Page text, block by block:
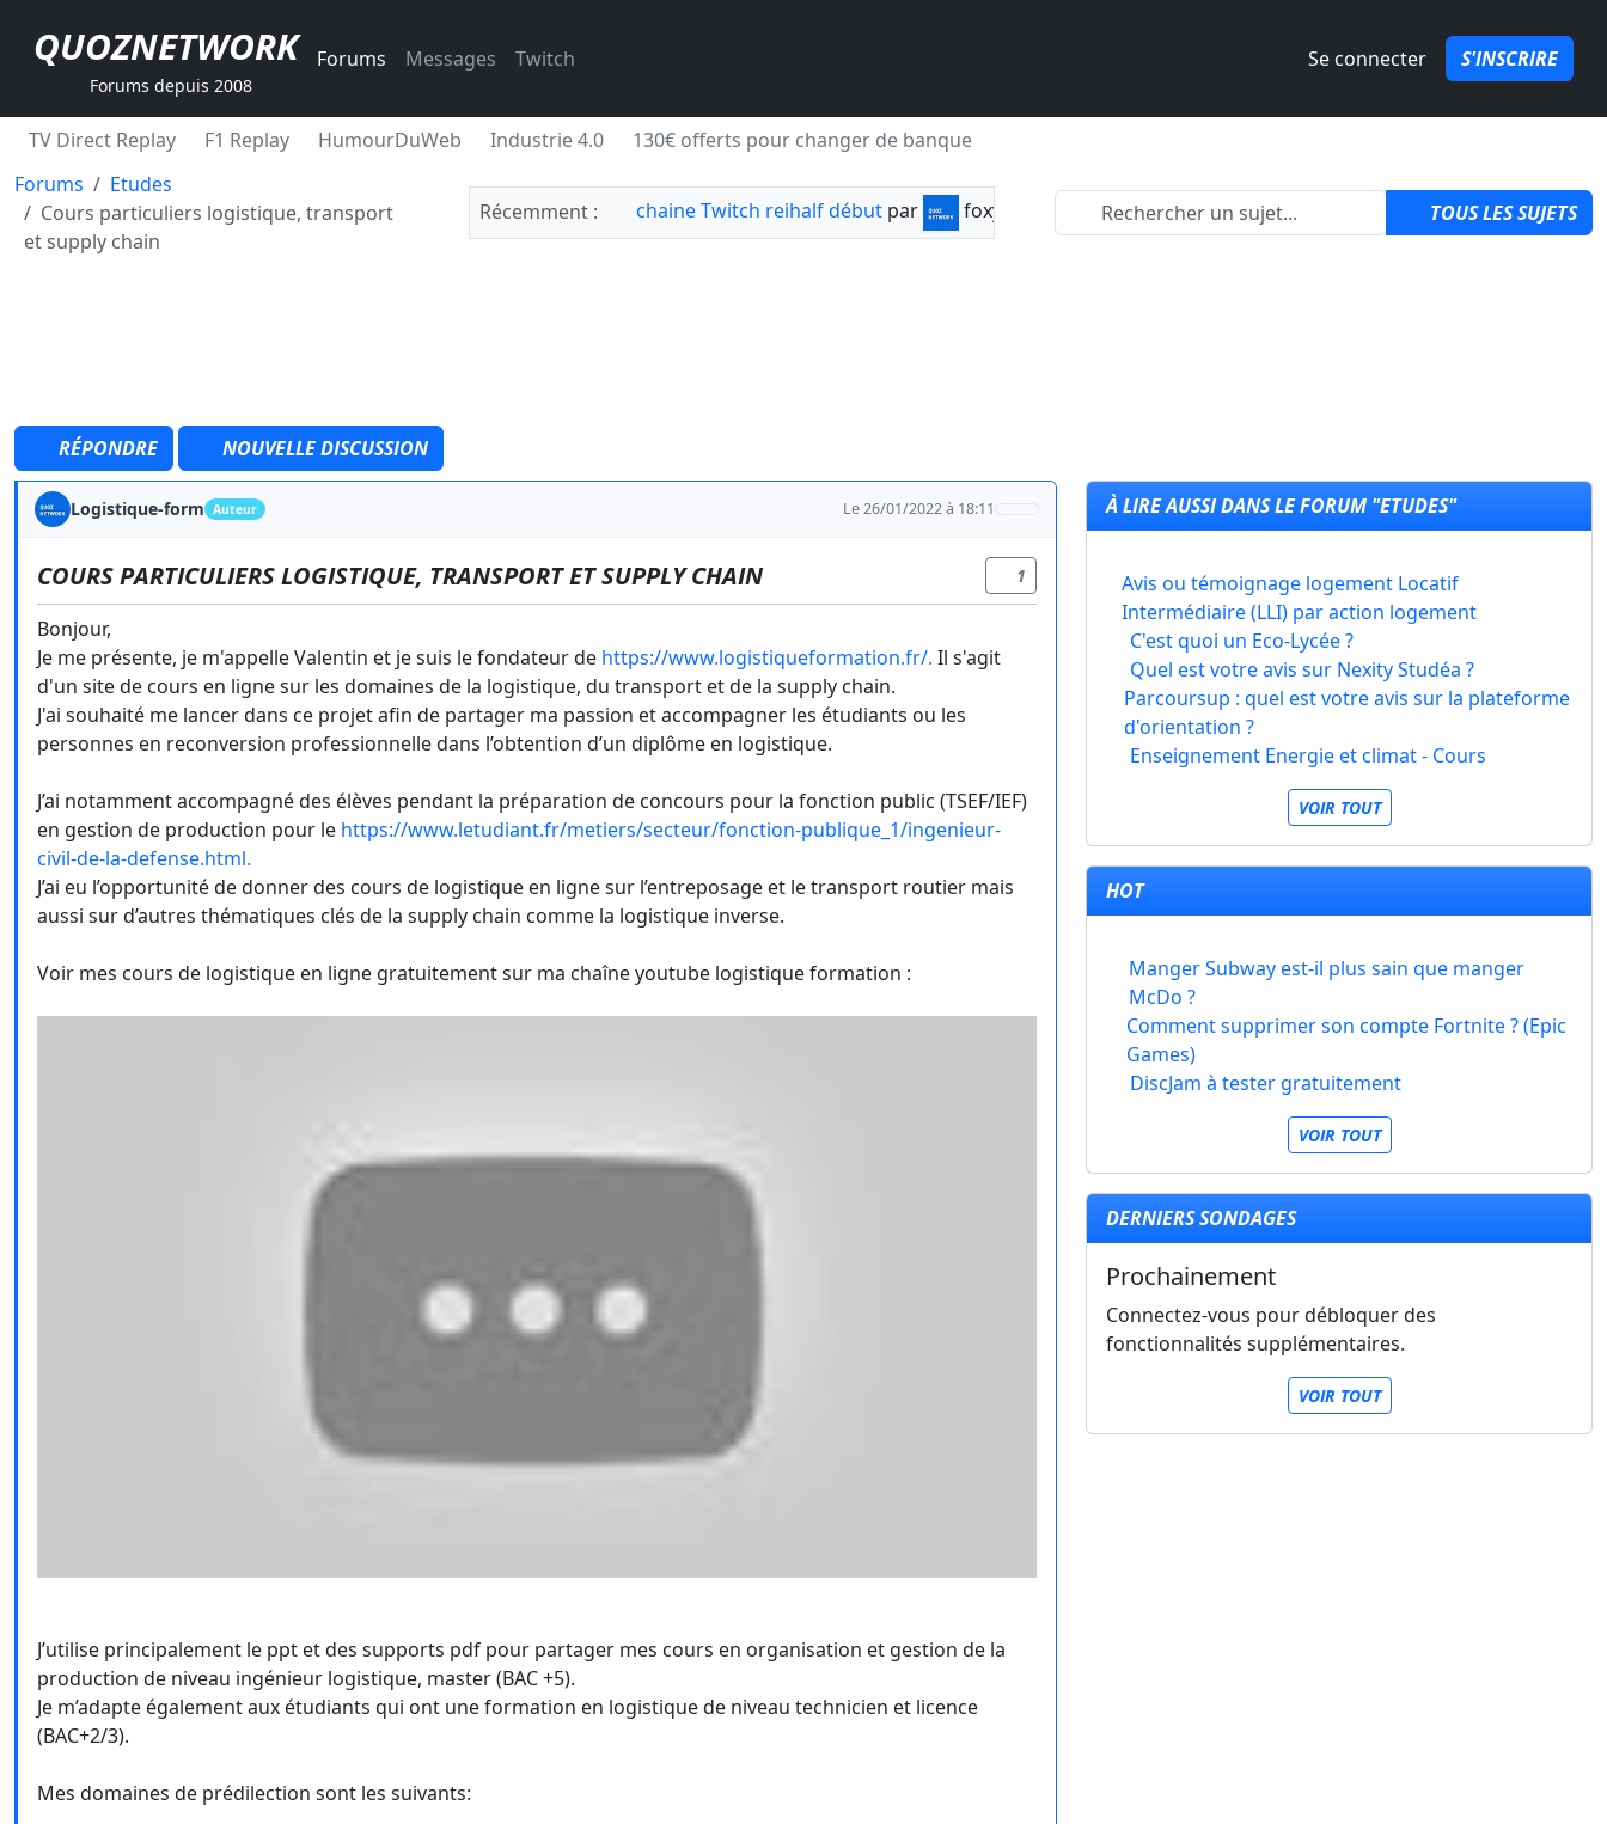
QUOZNETWORK
Forums depuis 2008
Forums Messages Twitch Se connecter S'INSCRIRE
TV Direct Replay F1 Replay HumourDuWeb Industrie 4.0
130€ offerts pour changer de banque
Forums
Etudes
Cours particuliers logistique, transport
et supply chain
Récemment : chaine Twitch reihalf début par foxylabnyy 2 TOUS LES SUJETS
RÉPONDRE NOUVELLE DISCUSSION
Logistique-form Auteur Le 26/01/2022 à 18:11
COURS PARTICULIERS LOGISTIQUE, TRANSPORT ET SUPPLY CHAIN 1
Bonjour,
Je me présente, je m'appelle Valentin et je suis le fondateur de https://www.logistiqueformation.fr/. Il s'agit
d'un site de cours en ligne sur les domaines de la logistique, du transport et de la supply chain.
J'ai souhaité me lancer dans ce projet afin de partager ma passion et accompagner les étudiants ou les
personnes en reconversion professionnelle dans l’obtention d’un diplôme en logistique.
J’ai notamment accompagné des élèves pendant la préparation de concours pour la fonction public (TSEF/IEF)
en gestion de production pour le https://www.letudiant.fr/metiers/secteur/fonction-publique_1/ingenieur-
civil-de-la-defense.html.
J’ai eu l’opportunité de donner des cours de logistique en ligne sur l’entreposage et le transport routier mais
aussi sur d’autres thématiques clés de la supply chain comme la logistique inverse.
Voir mes cours de logistique en ligne gratuitement sur ma chaîne youtube logistique formation :
J’utilise principalement le ppt et des supports pdf pour partager mes cours en organisation et gestion de la
production de niveau ingénieur logistique, master (BAC +5).
Je m’adapte également aux étudiants qui ont une formation en logistique de niveau technicien et licence
(BAC+2/3).
Mes domaines de prédilection sont les suivants:
À LIRE AUSSI DANS LE FORUM "ETUDES"
Avis ou témoignage logement Locatif
Intermédiaire (LLI) par action logement
C'est quoi un Eco-Lycée ?
Quel est votre avis sur Nexity Studéa ?
Parcoursup : quel est votre avis sur la plateforme
d'orientation ?
Enseignement Energie et climat - Cours
VOIR TOUT
HOT
Manger Subway est-il plus sain que manger
McDo ?
Comment supprimer son compte Fortnite ? (Epic
Games)
DiscJam à tester gratuitement
VOIR TOUT
DERNIERS SONDAGES
Prochainement
Connectez-vous pour débloquer des
fonctionnalités supplémentaires.
VOIR TOUT